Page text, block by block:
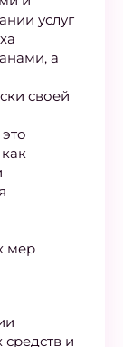
услуг
а
своей
мер
и